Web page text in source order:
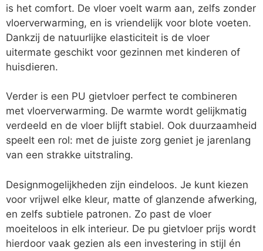
is het comfort. De vloer voelt warm aan, zelfs zonder
vloerverwarming, en is vriendelijk voor blote voeten.
Dankzij de natuurlijke elasticiteit is de vloer
uitermate geschikt voor gezinnen met kinderen of
huisdieren.
Verder is een PU gietvloer perfect te combineren
met vloerverwarming. De warmte wordt gelijkmatig
verdeeld en de vloer blijft stabiel. Ook duurzaamheid
speelt een rol: met de juiste zorg geniet je jarenlang
van een strakke uitstraling.
Designmogelijkheden zijn eindeloos. Je kunt kiezen
voor vrijwel elke kleur, matte of glanzende afwerking,
en zelfs subtiele patronen. Zo past de vloer
moeiteloos in elk interieur. De pu gietvloer prijs wordt
hierdoor vaak gezien als een investering in stijl én